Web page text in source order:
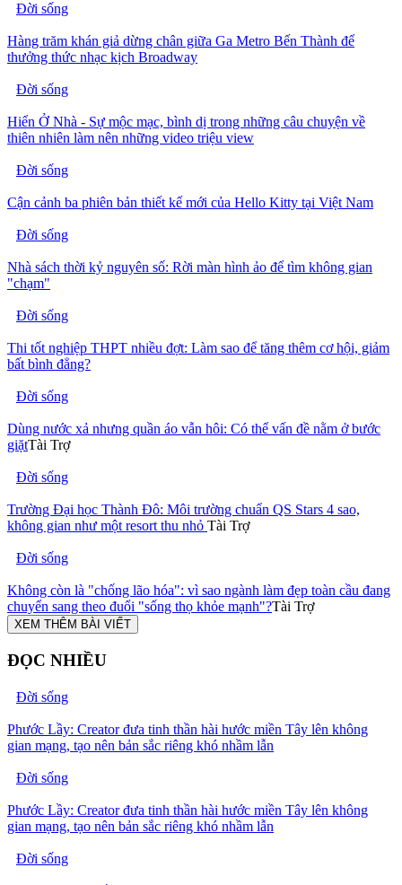
Đời sống
Hàng trăm khán giả dừng chân giữa Ga Metro Bến Thành để
thưởng thức nhạc kịch Broadway
Đời sống
Hiển Ở Nhà - Sự mộc mạc, bình dị trong những câu chuyện về
thiên nhiên làm nên những video triệu view
Đời sống
Cận cảnh ba phiên bản thiết kế mới của Hello Kitty tại Việt Nam
Đời sống
Nhà sách thời kỷ nguyên số: Rời màn hình ảo để tìm không gian
"chạm"
Đời sống
Thi tốt nghiệp THPT nhiều đợt: Làm sao để tăng thêm cơ hội, giảm
bất bình đẳng?
Đời sống
Dùng nước xả nhưng quần áo vẫn hôi: Có thể vấn đề nằm ở bước
giặtTài Trợ
Đời sống
Trường Đại học Thành Đô: Môi trường chuẩn QS Stars 4 sao,
không gian như một resort thu nhỏ Tài Trợ
Đời sống
Không còn là "chống lão hóa": vì sao ngành làm đẹp toàn cầu đang
chuyển sang theo đuổi "sống thọ khỏe mạnh"?Tài Trợ
XEM THÊM BÀI VIẾT
ĐỌC NHIỀU
Đời sống
Phước Lầy: Creator đưa tinh thần hài hước miền Tây lên không
gian mạng, tạo nên bản sắc riêng khó nhầm lẫn
Đời sống
Phước Lầy: Creator đưa tinh thần hài hước miền Tây lên không
gian mạng, tạo nên bản sắc riêng khó nhầm lẫn
Đời sống